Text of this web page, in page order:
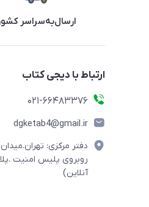
ارسال‌به‌سراسر کشور
ارتباط با دیجی کتاب
021-66483376
dgketab4@gmail.ir
دفتر مرکزی:
آنلاین)